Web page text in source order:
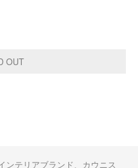
ンテリアブランド、カウニス